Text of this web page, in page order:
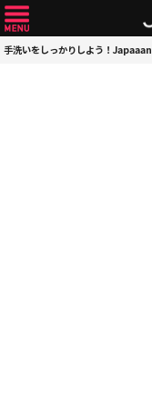
手洗いをしっかりしよう！Japaaan